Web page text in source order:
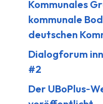
Kommunales
kommunale
deutschen
Dialogforum
#2
Der